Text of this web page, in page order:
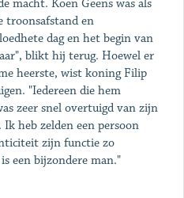
macht. Koen Geens was als
troonsafstand en
dag en het begin van
blikt hij terug. Hoewel er
heerste, wist koning Filip
"Iedereen die hem
zeer snel overtuigd van zijn
heb zelden een persoon
zijn functie zo
een bijzondere man."